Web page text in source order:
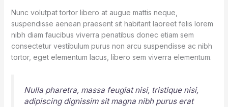
Nunc volutpat tortor libero at augue mattis neque,
suspendisse aenean praesent sit habitant laoreet felis lorem
nibh diam faucibus viverra penatibus donec etiam sem
consectetur vestibulum purus non arcu suspendisse ac nibh
tortor, eget elementum lacus, libero sem viverra elementum.
Nulla pharetra, massa feugiat nisi, tristique nisi,
adipiscing dignissim sit magna nibh purus erat